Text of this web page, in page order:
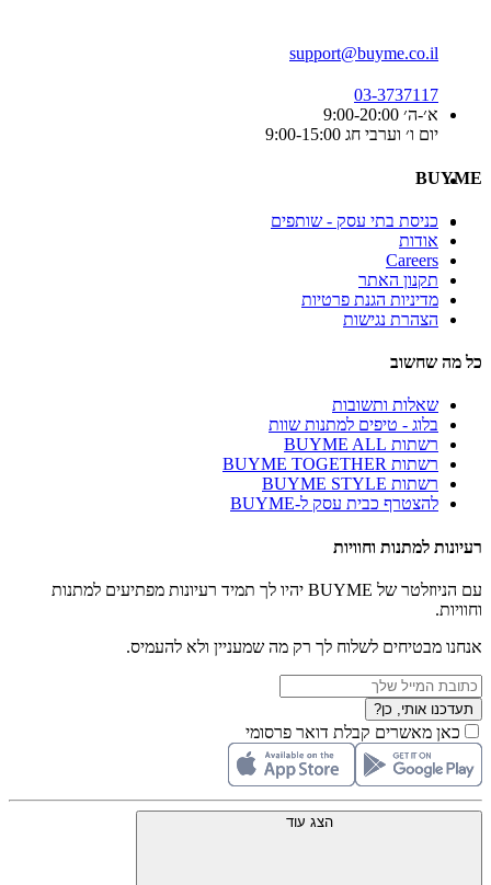
support@buyme.co.il
03-3737117
א׳-ה׳ 9:00-20:00
יום ו׳ וערבי חג 9:00-15:00
BUYME
כניסת בתי עסק - שותפים
אודות
Careers
תקנון האתר
מדיניות הגנת פרטיות
הצהרת נגישות
כל מה שחשוב
שאלות ותשובות
בלוג - טיפים למתנות שוות
רשתות BUYME ALL
רשתות BUYME TOGETHER
רשתות BUYME STYLE
להצטרף כבית עסק ל-BUYME
רעיונות למתנות וחוויות
עם הניוזלטר של BUYME יהיו לך תמיד רעיונות מפתיעים למתנות
וחוויות.
אנחנו מבטיחים לשלוח לך רק מה שמעניין ולא להעמיס.
תעדכנו אותי, כן?
כאן מאשרים קבלת דואר פרסומי
הצג עוד